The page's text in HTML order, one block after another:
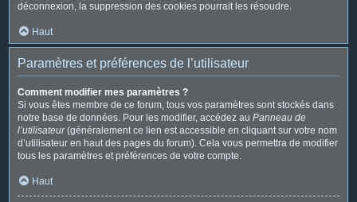
déconnexion, la suppression des cookies pourrait les résoudre.
Haut
Paramètres et préférences de l’utilisateur
Comment modifier mes paramètres ?
Si vous êtes membre de ce forum, tous vos paramètres sont stockés dans
notre base de données. Pour les modifier, accédez au Panneau de
l’utilisateur(généralement ce lien est accessible en cliquant sur votre nom
d’utilisateur en haut des pages du forum). Cela vous permettra de modifier
tous les paramètres et préférences de votre compte.
Haut